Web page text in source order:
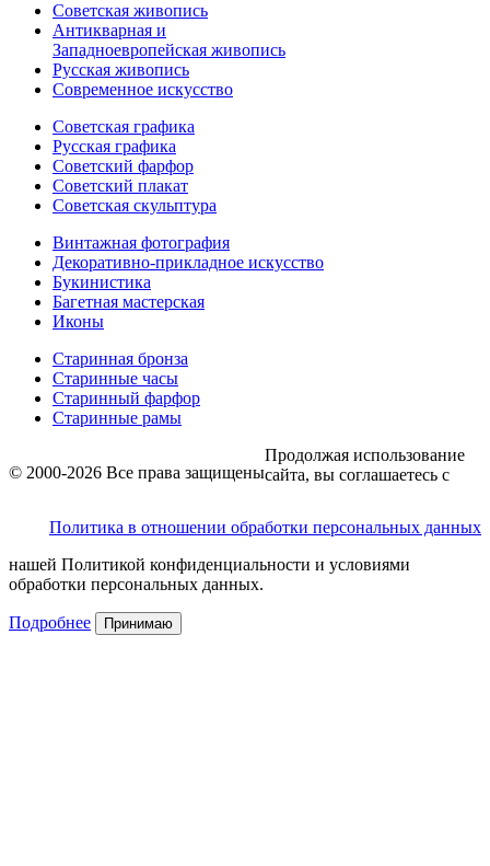
Советская живопись
Антикварная и
Западноевропейская живопись
Русская живопись
Современное искусство
Советская графика
Русская графика
Советский фарфор
Советский плакат
Советская скульптура
Винтажная фотография
Декоративно-прикладное искусство
Букинистика
Багетная мастерская
Иконы
Старинная бронза
Старинные часы
Старинный фарфор
Старинные рамы
© 2000-2026 Все права защищены
Политика в отношении обработки персональных данных
Продолжая использование
сайта, вы соглашаетесь с
нашей Политикой конфиденциальности и условиями
обработки персональных данных.
Подробнее Принимаю